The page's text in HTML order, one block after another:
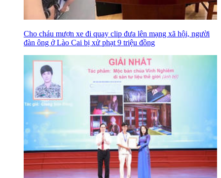
Cho cháu mượn xe đi quay clip đưa lên mạng xã hội, người
đàn ông ở Lào Cai bị xử phạt 9 triệu đồng